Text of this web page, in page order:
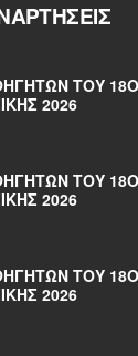
ΤΟΥ
2026
ΤΟΥ
2026
ΤΟΥ
2026